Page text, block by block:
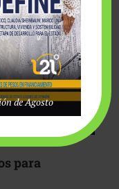
para
de Agosto